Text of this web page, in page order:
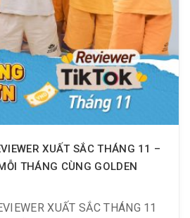
XUẤT SẮC THÁNG 11 –
THÁNG CÙNG GOLDEN
XUẤT SẮC THÁNG 11